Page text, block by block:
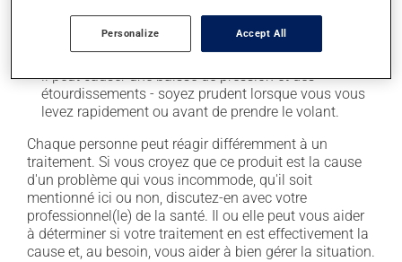
il peut provoquer des problèmes d'éjaculation;
il peut entraîner des problèmes d'érection;
il peut causer une baisse de pression et des
étourdissements - soyez prudent lorsque vous vous
levez rapidement ou avant de prendre le volant.
Chaque personne peut réagir différemment à un
traitement. Si vous croyez que ce produit est la cause
d'un problème qui vous incommode, qu'il soit
mentionné ici ou non, discutez-en avec votre
professionnel(le) de la santé. Il ou elle peut vous aider
à déterminer si votre traitement en est effectivement la
cause et, au besoin, vous aider à bien gérer la situation.
Personalize Accept All